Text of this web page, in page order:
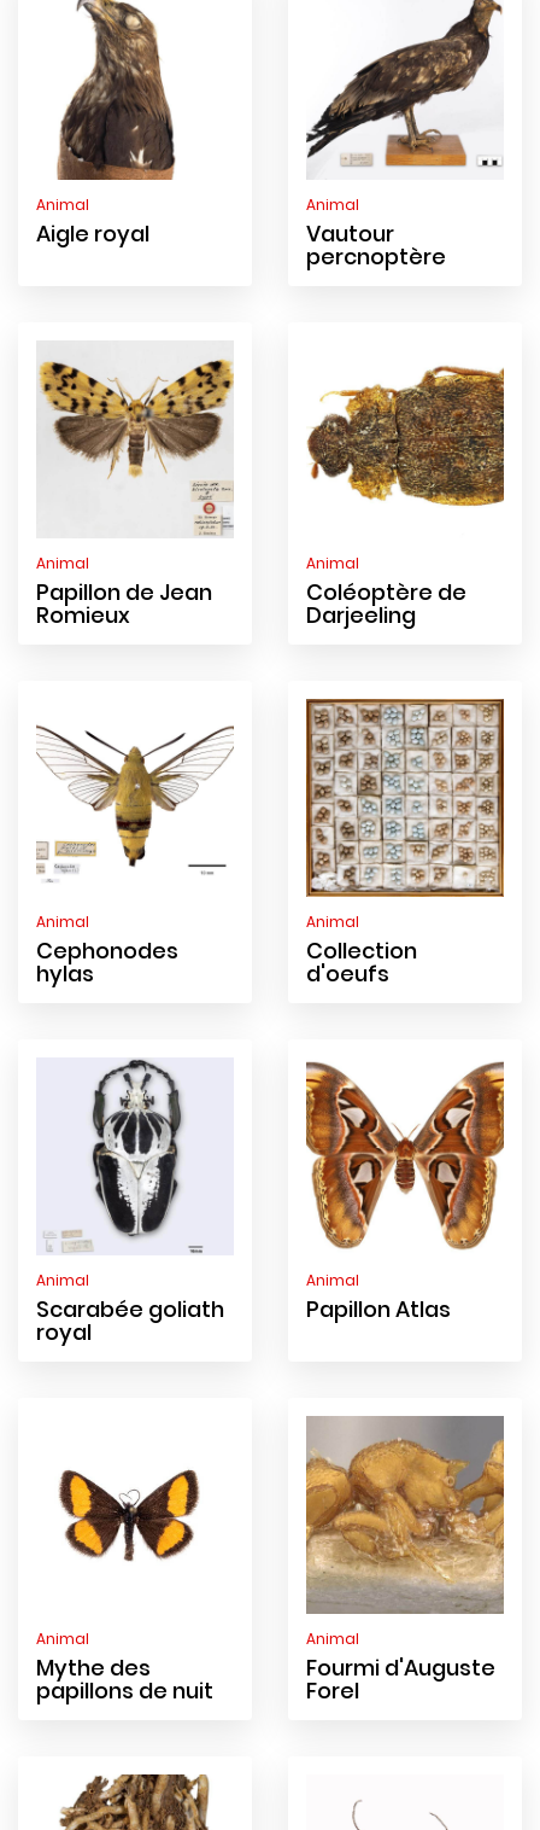
Animal
Aigle royal
Animal
Vautour
percnoptère
Animal
Papillon de Jean
Romieux
Animal
Coléoptère de
Darjeeling
Animal
Cephonodes
hylas
Animal
Collection
d'oeufs
Animal
Scarabée goliath
royal
Animal
Papillon Atlas
Animal
Mythe des
papillons de nuit
Animal
Fourmi d'Auguste
Forel